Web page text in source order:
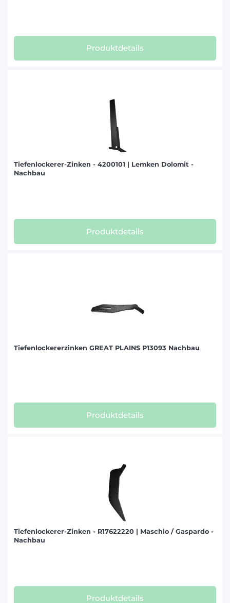
Produktdetails
Tiefenlockerer-Zinken - 4200101 | Lemken Dolomit -
Nachbau
Produktdetails
Tiefenlockererzinken GREAT PLAINS P13093 Nachbau
Produktdetails
Tiefenlockerer-Zinken - R17622220 | Maschio / Gaspardo -
Nachbau
Produktdetails